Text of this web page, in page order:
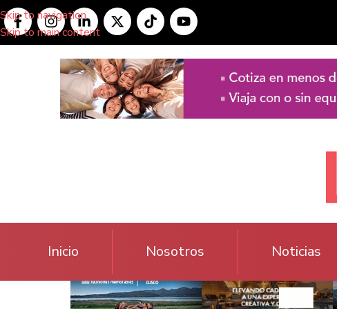
Skip to navigation
Skip to main content
Inicio Nosotros Noticias